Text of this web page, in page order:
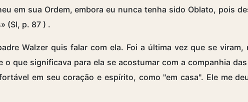
em sua Ordem, embora eu nunca tenha sido Oblato, pois
(Sl, p. 87 ) .
Walzer quis falar com ela. Foi a última vez que se viram,
o que significava para ela se acostumar com a companhia
em seu coração e espírito, como "em casa". Ele me